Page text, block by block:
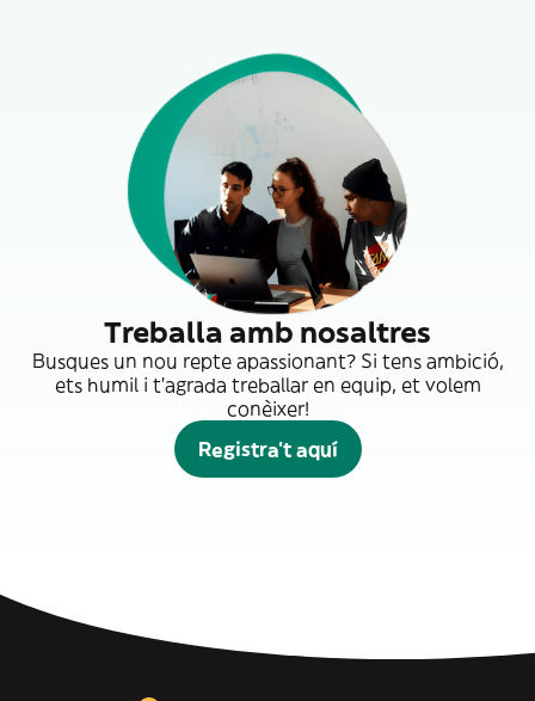
Treballa amb nosaltres
Busques un nou repte apassionant? Si tens ambició,
ets humil i t'agrada treballar en equip, et volem
conèixer!
Registra't aquí